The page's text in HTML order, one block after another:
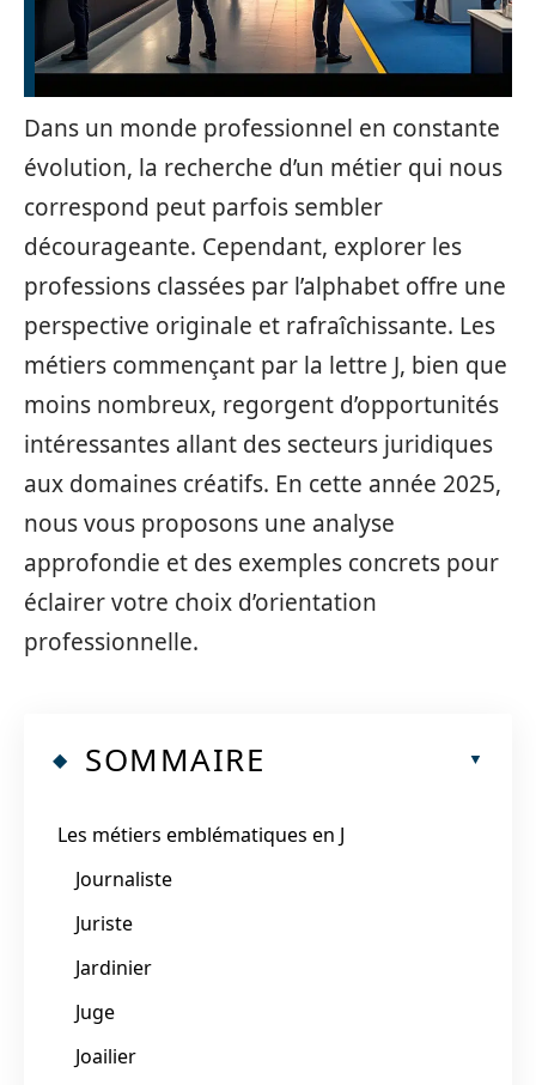
Dans un monde professionnel en constante
évolution, la recherche d’un métier qui nous
correspond peut parfois sembler
décourageante. Cependant, explorer les
professions classées par l’alphabet offre une
perspective originale et rafraîchissante. Les
métiers commençant par la lettre J, bien que
moins nombreux, regorgent d’opportunités
intéressantes allant des secteurs juridiques
aux domaines créatifs. En cette année 2025,
nous vous proposons une analyse
approfondie et des exemples concrets pour
éclairer votre choix d’orientation
professionnelle.
SOMMAIRE
Les métiers emblématiques en J
Journaliste
Juriste
Jardinier
Juge
Joailier